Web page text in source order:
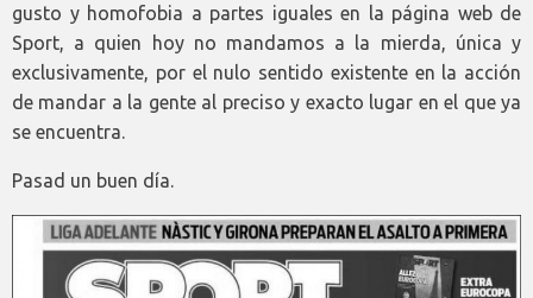
gusto y homofobia a partes iguales en la página web de
Sport, a quien hoy no mandamos a la mierda, única y
exclusivamente, por el nulo sentido existente en la acción
de mandar a la gente al preciso y exacto lugar en el que ya
se encuentra.
Pasad un buen día.